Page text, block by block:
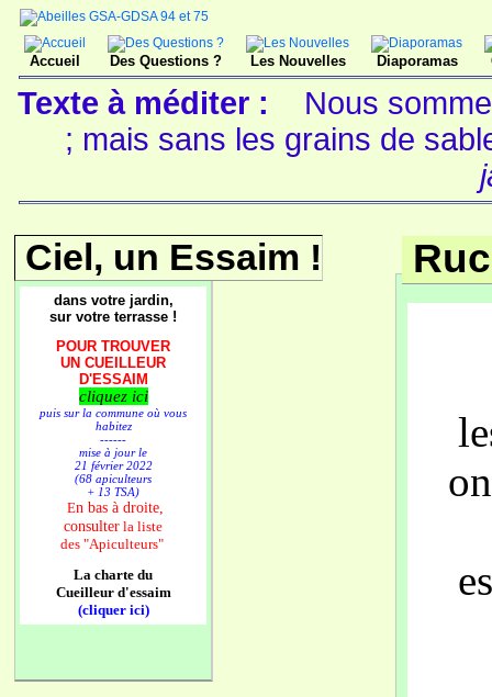
Accueil Des Questions ? Les Nouvelles Diaporamas
Texte à méditer :
Nous
; mais sans les grains de
Ciel, un Essaim !
dans votre jardin,
sur votre terrasse !
POUR TROUVER
UN CUEILLEUR
D'ESSAIM
cliquez ici
puis sur la commune où vous
habitez
------
mise à jour le
21 février 2022
(68 apiculteurs
+ 13 TSA)
En bas à droite,
consulter la liste
des "Apiculteurs"
La charte du
Cueilleur d'essaim
(cliquer ici)